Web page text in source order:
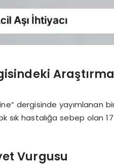
dergisinde yayımlanan
sık hastalığa sebep olan
Vurgusu